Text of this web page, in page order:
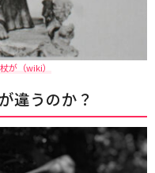
が（wiki）
違うのか？